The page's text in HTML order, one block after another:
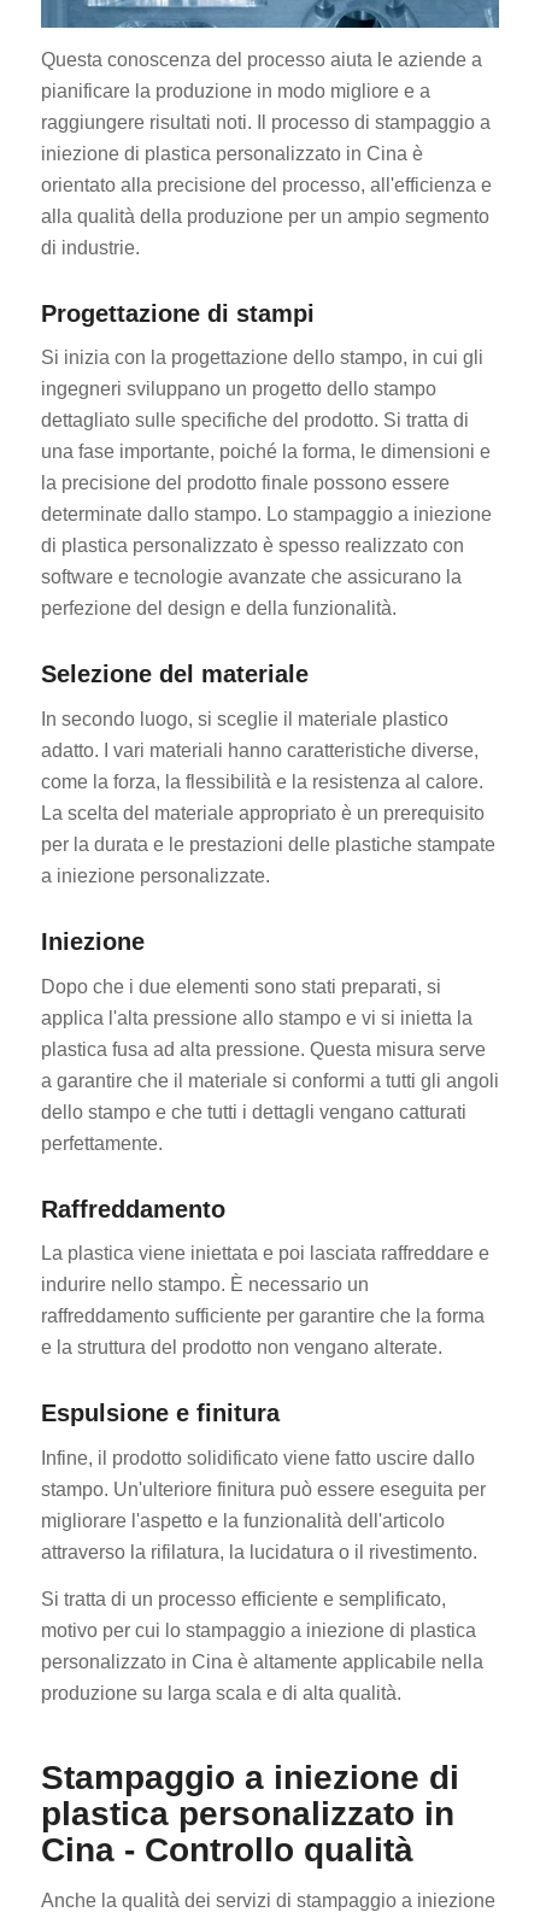
Questa conoscenza del processo aiuta le aziende a
pianificare la produzione in modo migliore e a
raggiungere risultati noti. Il processo di stampaggio a
iniezione di plastica personalizzato in Cina è
orientato alla precisione del processo, all'efficienza e
alla qualità della produzione per un ampio segmento
di industrie.
Progettazione di stampi
Si inizia con la progettazione dello stampo, in cui gli
ingegneri sviluppano un progetto dello stampo
dettagliato sulle specifiche del prodotto. Si tratta di
una fase importante, poiché la forma, le dimensioni e
la precisione del prodotto finale possono essere
determinate dallo stampo. Lo stampaggio a iniezione
di plastica personalizzato è spesso realizzato con
software e tecnologie avanzate che assicurano la
perfezione del design e della funzionalità.
Selezione del materiale
In secondo luogo, si sceglie il materiale plastico
adatto. I vari materiali hanno caratteristiche diverse,
come la forza, la flessibilità e la resistenza al calore.
La scelta del materiale appropriato è un prerequisito
per la durata e le prestazioni delle plastiche stampate
a iniezione personalizzate.
Iniezione
Dopo che i due elementi sono stati preparati, si
applica l'alta pressione allo stampo e vi si inietta la
plastica fusa ad alta pressione. Questa misura serve
a garantire che il materiale si conformi a tutti gli angoli
dello stampo e che tutti i dettagli vengano catturati
perfettamente.
Raffreddamento
La plastica viene iniettata e poi lasciata raffreddare e
indurire nello stampo. È necessario un
raffreddamento sufficiente per garantire che la forma
e la struttura del prodotto non vengano alterate.
Espulsione e finitura
Infine, il prodotto solidificato viene fatto uscire dallo
stampo. Un'ulteriore finitura può essere eseguita per
migliorare l'aspetto e la funzionalità dell'articolo
attraverso la rifilatura, la lucidatura o il rivestimento.
Si tratta di un processo efficiente e semplificato,
motivo per cui lo stampaggio a iniezione di plastica
personalizzato in Cina è altamente applicabile nella
produzione su larga scala e di alta qualità.
Stampaggio a iniezione di
plastica personalizzato in
Cina - Controllo qualità
Anche la qualità dei servizi di stampaggio a iniezione